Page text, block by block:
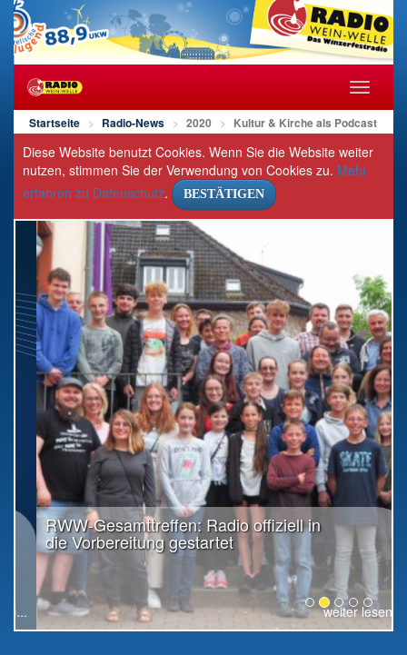
öffnen/
Startseite Radio-News 2020 Kultur & Kirche als Podcast
Diese Website benutzt Cookies. Wenn Sie die Website weiter
nutzen, stimmen Sie der Verwendung von Cookies zu. Mehr
erfahren zu Datenschutz. BESTÄTIGEN
RWW-Gesamttreffen: Radio offiziell in
die Vorbereitung gestartet
weiter lesen...